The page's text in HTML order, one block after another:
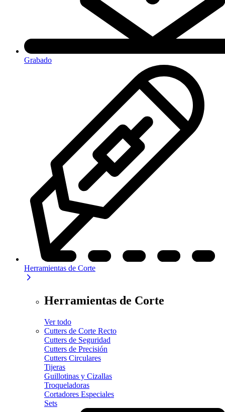
Grabado
Herramientas de Corte
Herramientas de Corte
Ver todo
Cutters de Corte Recto
Cutters de Seguridad
Cutters de Precisión
Cutters Circulares
Tijeras
Guillotinas y Cizallas
Troqueladoras
Cortadores Especiales
Sets